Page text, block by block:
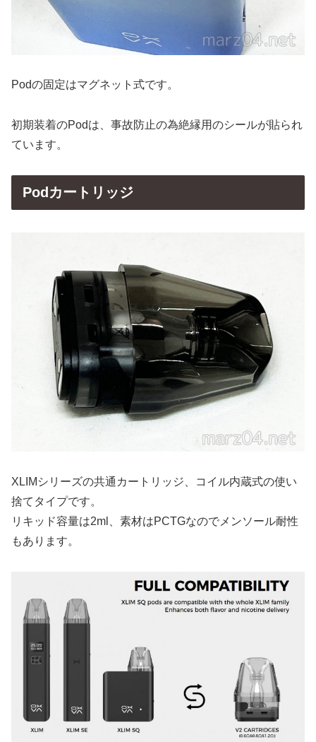
Podの固定はマグネット式です。
初期装着のPodは、事故防止の為絶縁用のシールが貼られ
ています。
Podカートリッジ
XLIMシリーズの共通カートリッジ、コイル内蔵式の使い
捨てタイプです。
リキッド容量は2ml、素材はPCTGなのでメンソール耐性
もあります。